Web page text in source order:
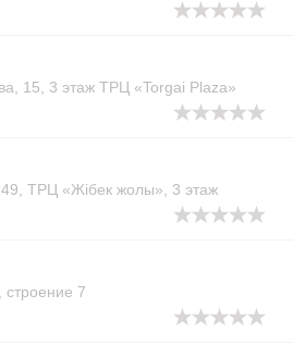
15, 3 этаж ТРЦ «Torgai Plaza»
ТРЦ «Жібек жолы», 3 этаж
строение 7